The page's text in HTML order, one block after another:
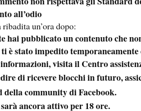
all’odio
un’ora dopo:
hai pubblicato un contenuto che
è stato impedito
visita il Centro
di ricevere blocchi in futuro,
della community di Facebook.
ancora attivo per 18 ore.